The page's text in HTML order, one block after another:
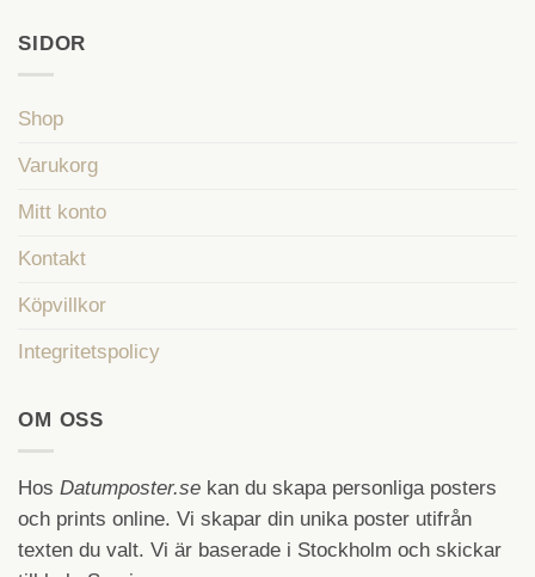
SIDOR
Shop
Varukorg
Mitt konto
Kontakt
Köpvillkor
Integritetspolicy
OM OSS
Hos Datumposter.se kan du skapa personliga posters
och prints online. Vi skapar din unika poster utifrån
texten du valt. Vi är baserade i Stockholm och skickar